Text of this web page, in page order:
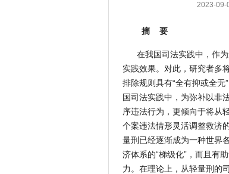
2023-09-
摘 要
在我国司法实践中，作
实践效果。对此，研究者多
排除规则具有“全有抑或全
国司法实践中，为弥补以非
序违法行为，更倾向于将从
个案违法情形灵活调整救济
量刑已经逐渐成为一种世界
济体系的“梯级化”，而且有
力。在理论上，从轻量刑的